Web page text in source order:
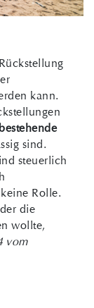
kann.
sind.
steuerlich
Rolle.
die
wollte,
vom